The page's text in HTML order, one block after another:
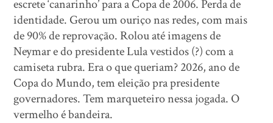
escrete ‘canarinho’ para a Copa de 2006. Perda de
identidade. Gerou um ouriço nas redes, com mais
de 90% de reprovação. Rolou até imagens de
Neymar e do presidente Lula vestidos (?) com a
camiseta rubra. Era o que queriam? 2026, ano de
Copa do Mundo, tem eleição pra presidente
governadores. Tem marqueteiro nessa jogada. O
vermelho é bandeira.